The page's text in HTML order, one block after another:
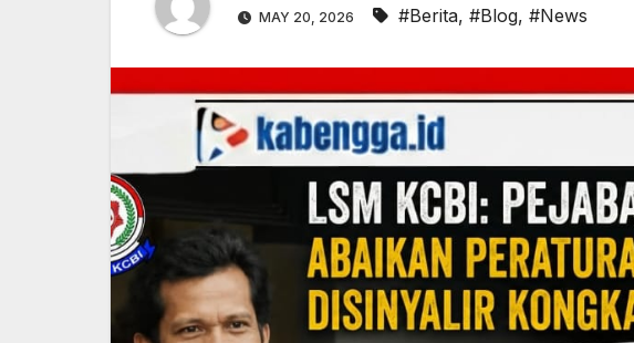
MAY 20, 2026 #Berita, #Blog, #News